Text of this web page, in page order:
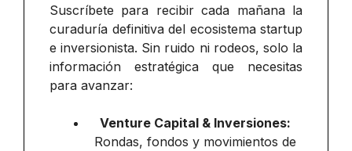
Suscríbete para recibir cada mañana la
curaduría definitiva del ecosistema startup
e inversionista. Sin ruido ni rodeos, solo la
información estratégica que necesitas
para avanzar:
Venture Capital & Inversiones:
Rondas, fondos y movimientos de